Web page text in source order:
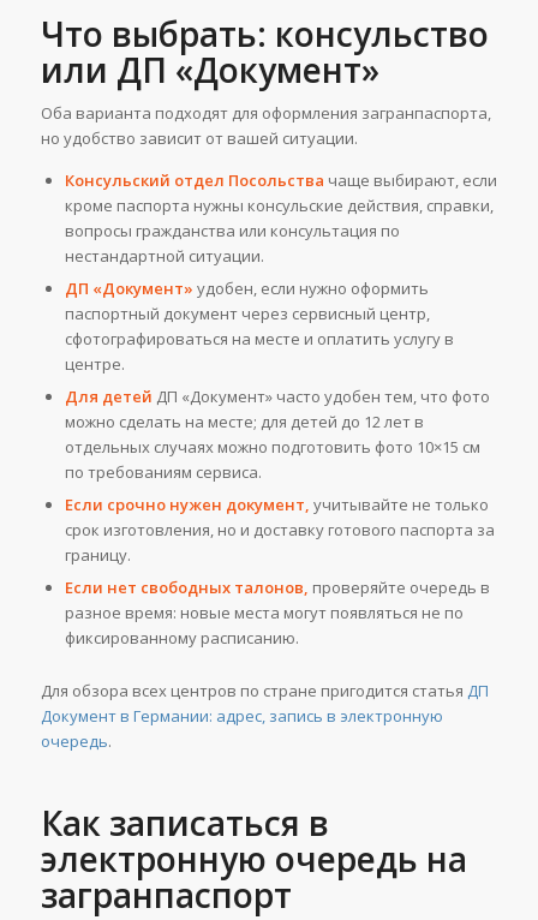
Что выбрать: консульство
или ДП «Документ»
Оба варианта подходят для оформления загранпаспорта,
но удобство зависит от вашей ситуации.
Консульский отдел Посольства чаще выбирают, если
кроме паспорта нужны консульские действия, справки,
вопросы гражданства или консультация по
нестандартной ситуации.
ДП «Документ» удобен, если нужно оформить
паспортный документ через сервисный центр,
сфотографироваться на месте и оплатить услугу в
центре.
Для детей ДП «Документ» часто удобен тем, что фото
можно сделать на месте; для детей до 12 лет в
отдельных случаях можно подготовить фото 10×15 см
по требованиям сервиса.
Если срочно нужен документ, учитывайте не только
срок изготовления, но и доставку готового паспорта за
границу.
Если нет свободных талонов, проверяйте очередь в
разное время: новые места могут появляться не по
фиксированному расписанию.
Для обзора всех центров по стране пригодится статья ДП
Документ в Германии: адрес, запись в электронную
очередь.
Как записаться в
электронную очередь на
загранпаспорт